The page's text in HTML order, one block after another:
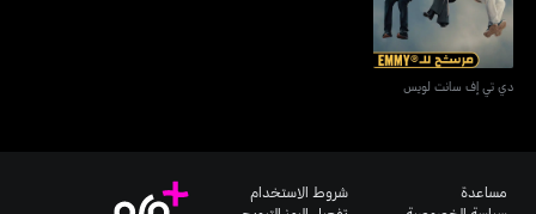
دي تي إف سانت لويس
مساعدة
شروط الاستخدام